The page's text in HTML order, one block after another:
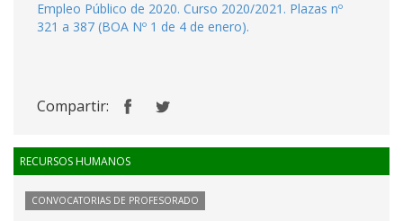
Empleo Público de 2020. Curso 2020/2021. Plazas nº
321 a 387 (BOA Nº 1 de 4 de enero).
Compartir:
RECURSOS HUMANOS
CONVOCATORIAS DE PROFESORADO